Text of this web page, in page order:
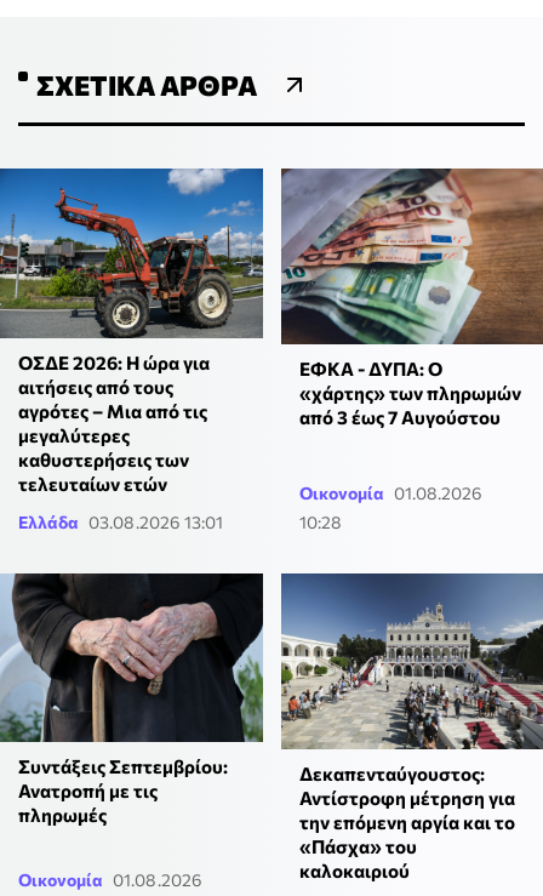
ΣΧΕΤΙΚΆ ΆΡΘΡΑ
ΟΣΔΕ 2026: Η ώρα για
αιτήσεις από τους
αγρότες – Μια από τις
μεγαλύτερες
καθυστερήσεις των
τελευταίων ετών
Ελλάδα 03.08.2026 13:01
ΕΦΚΑ - ΔΥΠΑ: Ο
«χάρτης» των πληρωμών
από 3 έως 7 Αυγούστου
Οικονομία 01.08.2026
10:28
Συντάξεις Σεπτεμβρίου:
Ανατροπή με τις
πληρωμές
Οικονομία 01.08.2026
Δεκαπενταύγουστος:
Αντίστροφη μέτρηση για
την επόμενη αργία και το
«Πάσχα» του
καλοκαιριού